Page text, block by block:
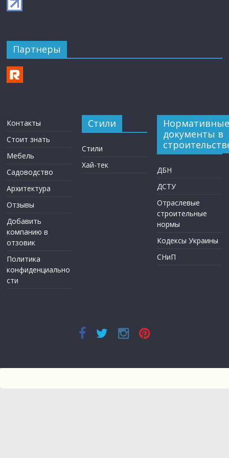
Партнеры
Контакты
Стоит знать
Мебель
Садоводство
Архитектура
Отзывы
Добавить
компанию в
отзовик
Политика
конфиденциально
сти
Стили
Стили
Хай-тек
Нормативные
документы в
ДБН
ДСТУ
Отраслевые
строительные
нормы
Кодексы Украины
СНиП